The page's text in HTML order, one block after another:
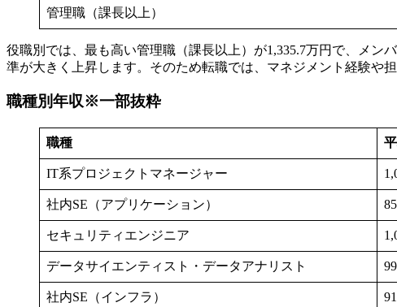
管理職（課長以上）
役職別では、最も高い管理職（課長以上）が1,335.7万円で、メン
準が大きく上昇します。そのため転職では、マネジメント経験や
職種別年収※一部抜粋
職種
IT系プロジェクトマネージャー
社内SE（アプリケーション）
セキュリティエンジニア
データサイエンティスト・データアナリスト
社内SE（インフラ）